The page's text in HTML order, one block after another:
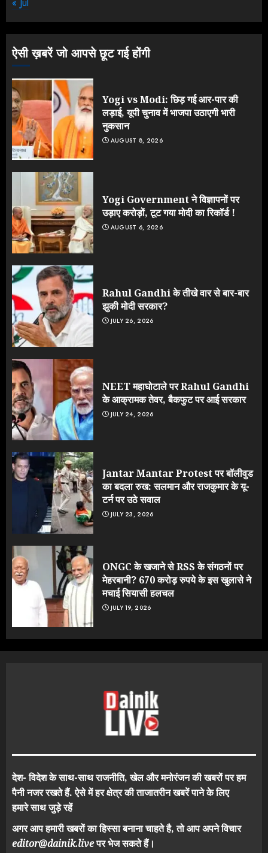
3
« Jul
ऐसी ख़बरें जो आपसे छूट गई होंगी
Yogi vs Modi: छिड़ गई आर-पार की
लड़ाई, यूपी चुनाव में भाजपा उठाएगी भारी
नुकसान
AUGUST 8, 2026
Yogi Government ने विज्ञापनों पर
उड़ाए करोड़ों, टूट गया मोदी का रिकॉर्ड !
AUGUST 6, 2026
Rahul Gandhi के तीखे वार से बार-बार
झुकी मोदी सरकार?
JULY 26, 2026
NEET महाघोटाले पर Rahul Gandhi
के आक्रामक तेवर, बैकफुट पर आई सरकार
JULY 24, 2026
Jantar Mantar Protest पर बॉलीवुड
का बदला रुख: सलमान और राजकुमार के यू-
टर्न पर उठे सवाल
JULY 23, 2026
ONGC के खजाने से RSS के संगठनों पर
मेहरबानी? 670 करोड़ रुपये के इस खुलासे ने
मचाई सियासी हलचल
JULY 19, 2026
देश- विदेश के साथ-साथ राजनीति, खेल और मनोरंजन की खबरों पर हम
पैनी नजर रखते हैं. ऐसे में हर क्षेत्र की ताजातरीन खबरें पाने के लिए
हमारे साथ जुड़े रहें
अगर आप हमारी खबरों का हिस्सा बनाना चाहते है, तो आप अपने विचार
editor@dainik.liveपर भेज सकते हैं।